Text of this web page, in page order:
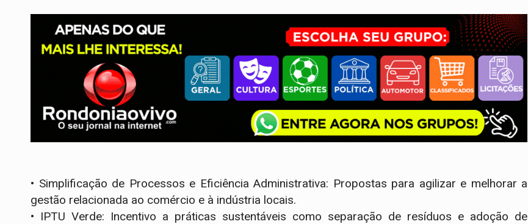
• Simplificação de Processos e Eficiência Administrativa: Propostas para agilizar e melhorar a
gestão relacionada ao comércio e à indústria locais.
• IPTU Verde: Incentivo a práticas sustentáveis como separação de resíduos e adoção de